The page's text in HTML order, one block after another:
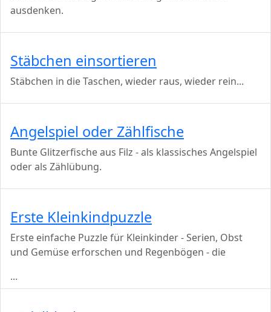
ausdenken.
Stäbchen einsortieren
Stäbchen in die Taschen, wieder raus, wieder rein...
Angelspiel oder Zählfische
Bunte Glitzerfische aus Filz - als klassisches Angelspiel
oder als Zählübung.
Erste Kleinkindpuzzle
Erste einfache Puzzle für Kleinkinder - Serien, Obst
und Gemüse erforschen und Regenbögen - die
...